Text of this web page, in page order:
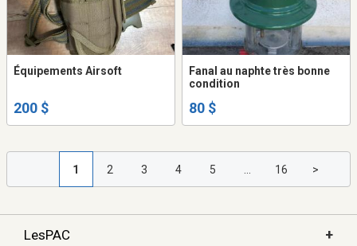
Équipements Airsoft
200 $
Fanal au naphte très bonne
condition
80 $
1 2 3 4 5 16 >
LesPAC +